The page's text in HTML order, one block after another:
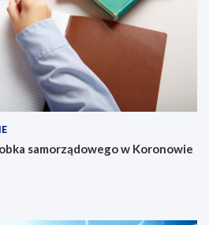
samorządowego w Koronowie